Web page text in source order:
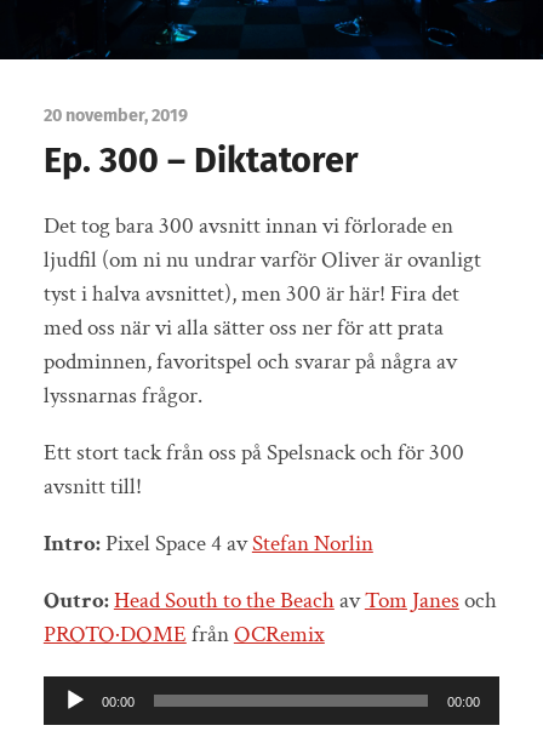
20 november, 2019
Ep. 300 – Diktatorer
Det tog bara 300 avsnitt innan vi förlorade en
ljudfil (om ni nu undrar varför Oliver är ovanligt
tyst i halva avsnittet), men 300 är här! Fira det
med oss när vi alla sätter oss ner för att prata
podminnen, favoritspel och svarar på några av
lyssnarnas frågor.
Ett stort tack från oss på Spelsnack och för 300
avsnitt till!
Intro:Pixel Space 4 avStefan Norlin
Outro:Head South to the BeachavTom Janesoch
PROTO·DOMEfrånOCRemix
Ljudspelare
00:00 00:00